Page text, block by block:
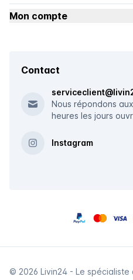
Mon compte
Contact
Nous répondons
heures les jours
Instagram
© 2026 Livin24 - Le spécialiste